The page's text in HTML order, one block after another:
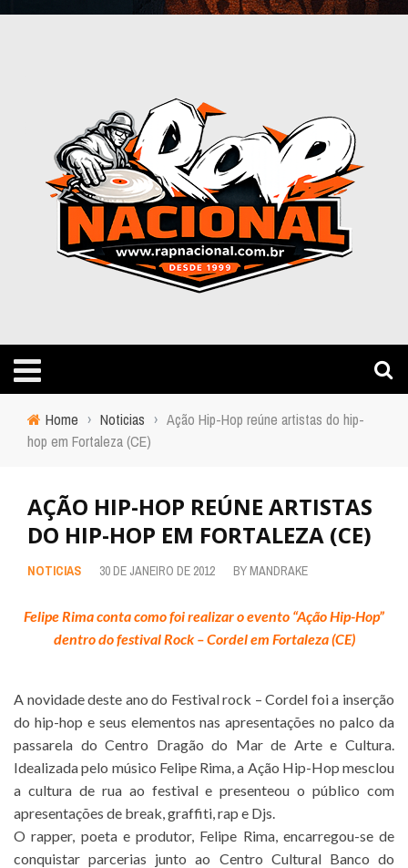
Home › Noticias › Ação Hip-Hop reúne artistas do hip-
hop em Fortaleza (CE)
AÇÃO HIP-HOP REÚNE ARTISTAS
DO HIP-HOP EM FORTALEZA (CE)
NOTICIAS 30 DE JANEIRO DE 2012 BY MANDRAKE
Felipe Rima conta como foi realizar o evento “Ação Hip-Hop”
dentro do festival Rock – Cordel em Fortaleza (CE)
A novidade deste ano do Festival rock – Cordel foi a inserção
do hip-hop e seus elementos nas apresentações no palco da
passarela do Centro Dragão do Mar de Arte e Cultura.
Idealizada pelo músico Felipe Rima, a Ação Hip-Hop mesclou
a cultura de rua ao festival e presenteou o público com
apresentações de break, graffiti, rap e Djs.
O rapper, poeta e produtor, Felipe Rima, encarregou-se de
conquistar parcerias junto ao Centro Cultural Banco do